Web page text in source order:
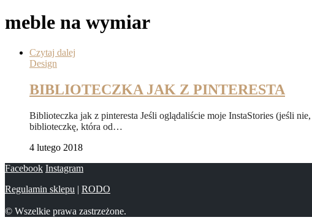
meble na wymiar
Czytaj dalej
Design
BIBLIOTECZKA JAK Z PINTERESTA
Biblioteczka jak z pinteresta Jeśli oglądaliście moje InstaStories (jeśli
biblioteczkę, która od…
4 lutego 2018
Facebook Instagram
Regulamin sklepu | RODO
© Wszelkie prawa zastrzeżone.